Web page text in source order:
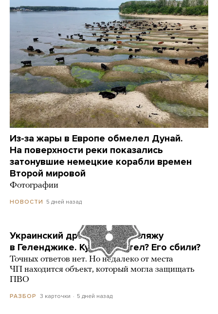
Из-за жары в Европе обмелел Дунай.
На поверхности реки показались
затонувшие немецкие корабли времен
Второй мировой
Фотографии
НОВОСТИ 5 дней назад
Украинский дрон попал по пляжу
в Геленджике. Куда он летел? Его сбили?
Точных ответов нет. Но недалеко от места
ЧП находится объект, который могла защищать
ПВО
РАЗБОР 3 карточки 5 дней назад